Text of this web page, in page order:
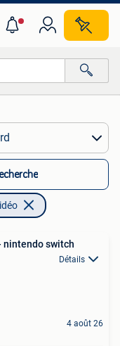
nintendo switch
Détails
4 août 26